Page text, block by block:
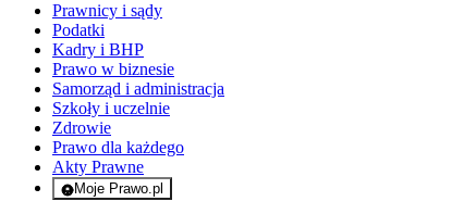
Prawnicy i sądy
Podatki
Kadry i BHP
Prawo w biznesie
Samorząd i administracja
Szkoły i uczelnie
Zdrowie
Prawo dla każdego
Akty Prawne
Moje Prawo.pl
- rejestracja i logowanie do serwisu